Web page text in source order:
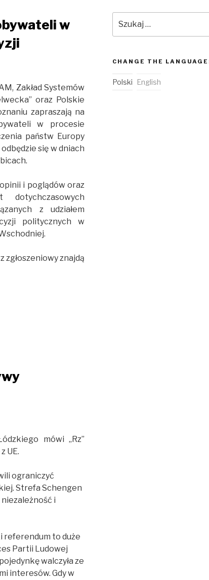
w
Zakład Systemów
oraz Polskie
zapraszają na
w procesie
państw Europy
się w dniach
i poglądów oraz
z udziałem
politycznych w
zgłoszeniowy znajdą
mówi „Rz”
UE.
ograniczyć
Strefa Schengen
i
referendum to duże
Partii Ludowej
walczyła ze
interesów. Gdy w
CHANGE THE
Polski English